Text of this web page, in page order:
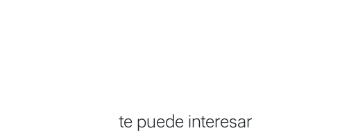
te puede interesar